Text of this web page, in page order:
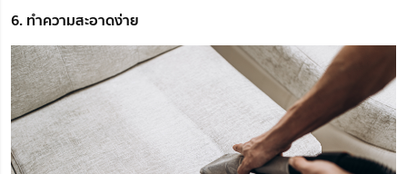
6. ทำความสะอาดง่าย